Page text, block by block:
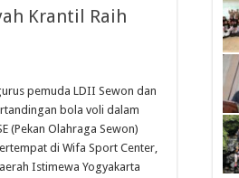
Krantil Raih
pemuda LDII Sewon dan
bola voli dalam
(Pekan Olahraga Sewon)
di Wifa Sport Center,
Istimewa Yogyakarta